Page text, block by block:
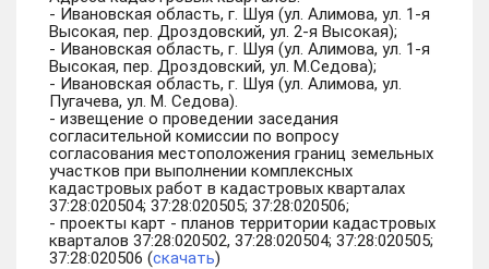
- Ивановская область, г. Шуя (ул. Алимова, ул. 1-я
Высокая, пер. Дроздовский, ул. 2-я Высокая);
- Ивановская область, г. Шуя (ул. Алимова, ул. 1-я
Высокая, пер. Дроздовский, ул. М.Седова);
- Ивановская область, г. Шуя (ул. Алимова, ул.
Пугачева, ул. М. Седова).
- извещение о проведении заседания
согласительной комиссии по вопросу
согласования местоположения границ земельных
участков при выполнении комплексных
кадастровых работ в кадастровых кварталах
37:28:020504; 37:28:020505; 37:28:020506;
- проекты карт - планов территории кадастровых
кварталов 37:28:020502, 37:28:020504; 37:28:020505;
37:28:020506 (скачать)